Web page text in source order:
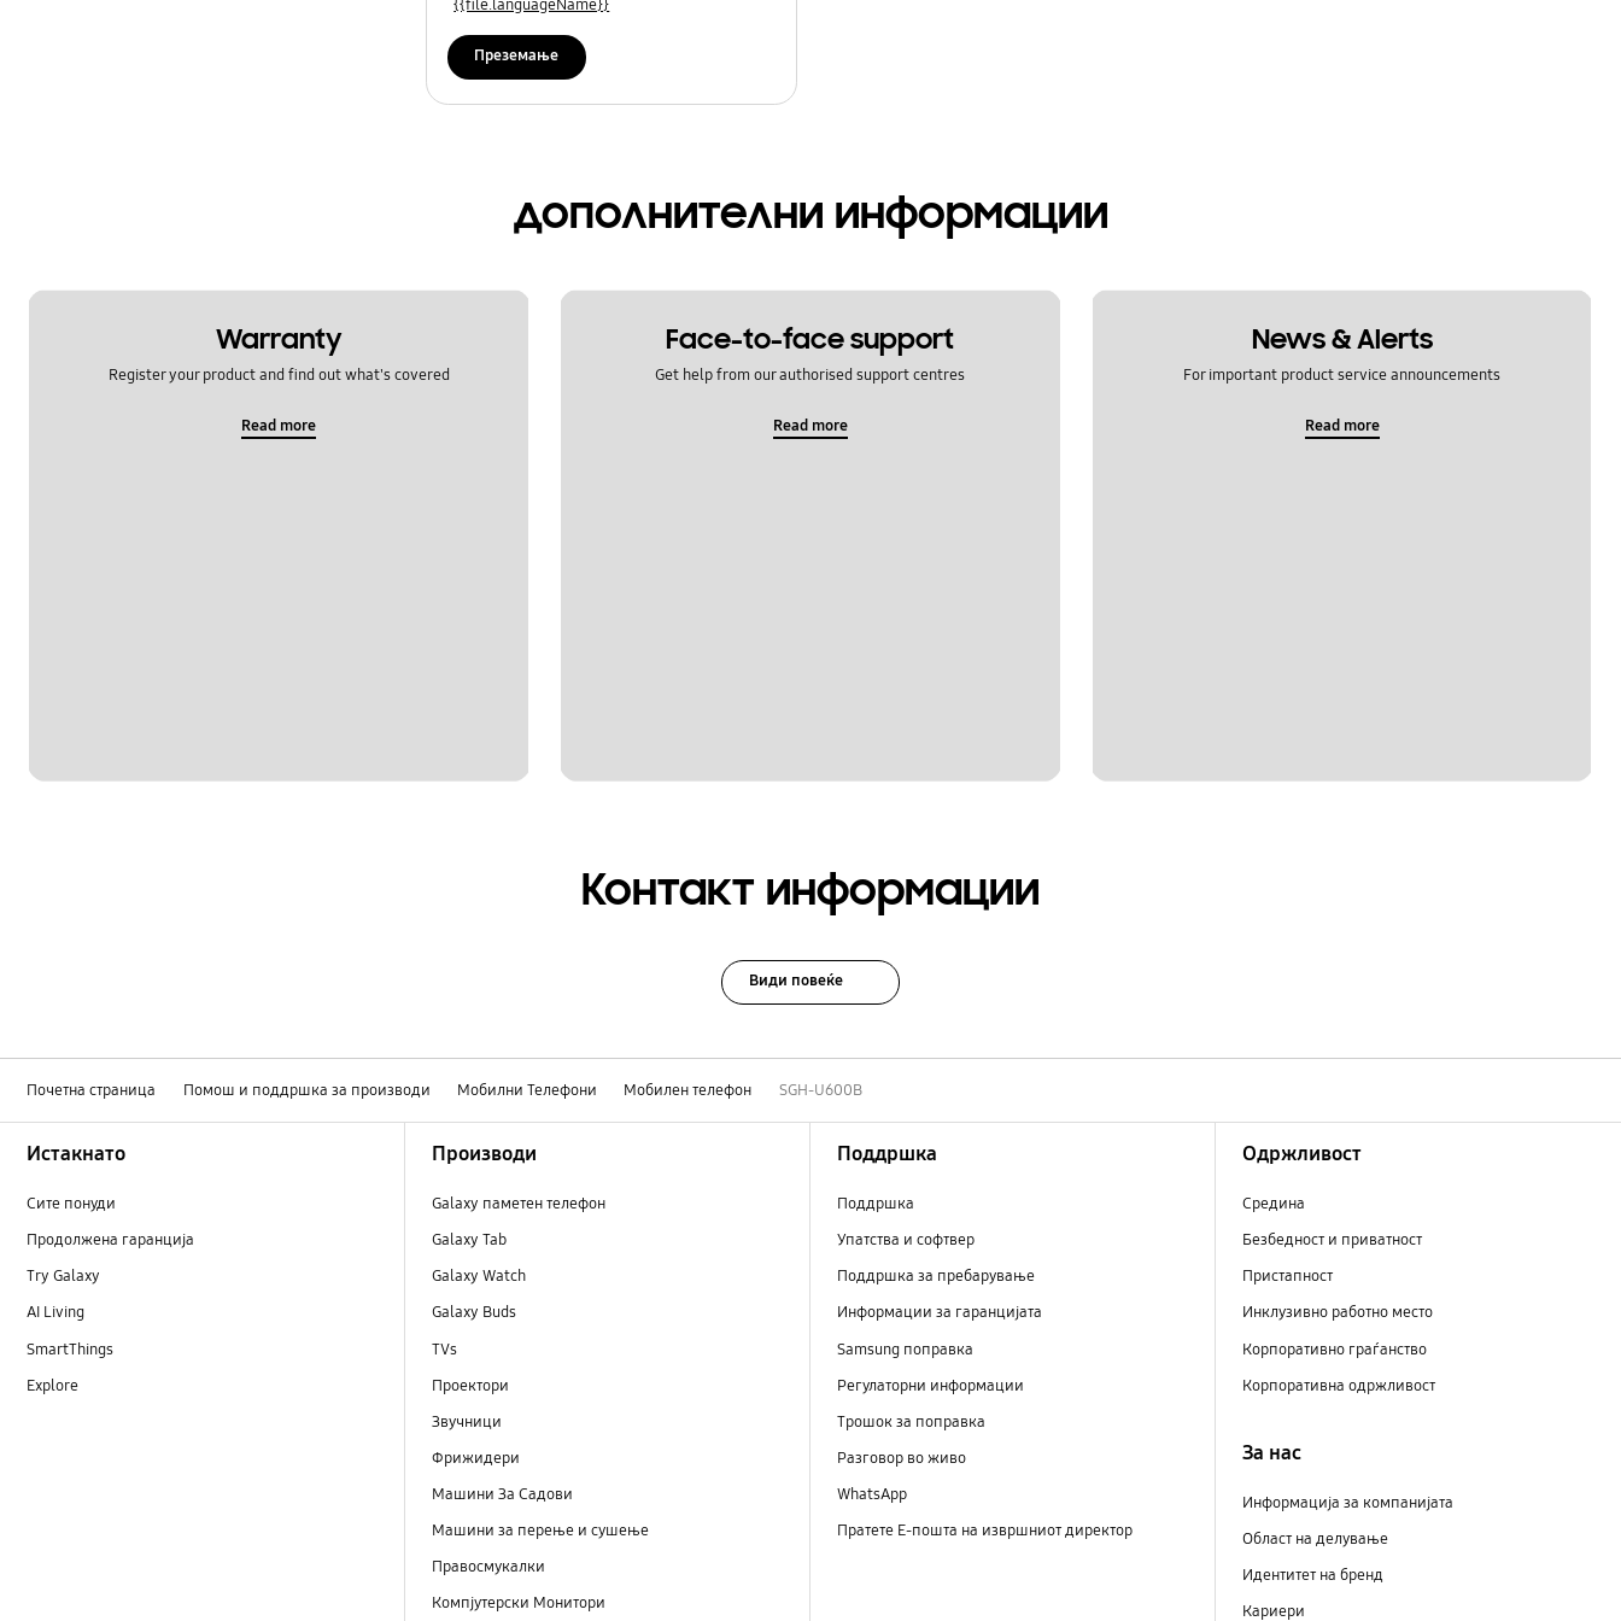
{{file.languageName}}
Преземање
дополнителни информации
Warranty
Register your product and find out what's covered
Read more
Face-to-face support
Get help from our authorised support centres
Read more
News & Alerts
For important product service announcements
Read more
Контакт информации
Види повеќе
Почетна страница Помош и поддршка за производи Мобилни Телефони Мобилен телефон SGH-U600B
Истакнато
Сите понуди
Продолжена гаранција
Try Galaxy
AI Living
SmartThings
Explore
Производи
Galaxy паметен телефон
Galaxy Tab
Galaxy Watch
Galaxy Buds
TVs
Проектори
Звучници
Фрижидери
Машини Зa Садови
Машини за перење и сушење
Правосмукалки
Компјутерски Монитори
Поддршка
Поддршка
Упатства и софтвер
Поддршка за пребарување
Информации за гаранцијата
Samsung поправка
Регулаторни информации
Трошок за поправка
Разговор во живо
WhatsApp
Пратете Е-пошта на извршниот директор
Одржливост
Средина
Безбедност и приватност
Пристапност
Инклузивно работно место
Корпоративно граѓанство
Корпоративна одржливост
За нас
Информација за компанијата
Област на делување
Идентитет на бренд
Кариери